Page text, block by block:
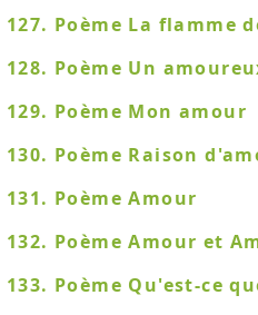
127. Poème La flamme
128. Poème Un
129. Poème Mon amour
130. Poème Raison
131. Poème Amour
132. Poème Amour et
133. Poème Qu'est-ce